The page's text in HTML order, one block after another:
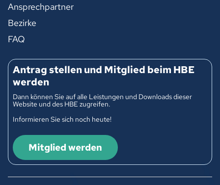
Ansprechpartner
Bezirke
FAQ
Antrag stellen und Mitglied beim HBE
werden
Dann können Sie auf alle Leistungen und Downloads dieser
Website und des HBE zugreifen.
Informieren Sie sich noch heute!
Mitglied werden